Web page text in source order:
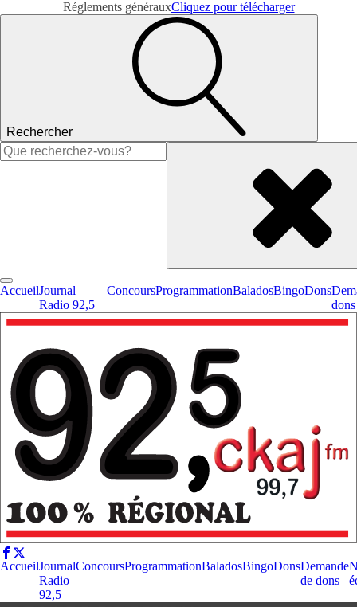
Réglements générauxCliquez pour télécharger
Rechercher
Rechercher :
AccueilJournal
Radio 92,5
ConcoursProgrammationBaladosBingoDons
dons
AccueilJournal
Radio
92,5
ConcoursProgrammationBaladosBingoDonsDemande
de dons